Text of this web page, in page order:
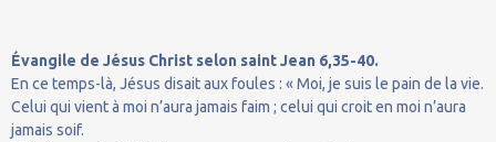
Évangile de Jésus Christ selon saint Jean 6,35-40.
En ce temps-là, Jésus disait aux foules : « Moi, je suis le pain de la vie.
Celui qui vient à moi n’aura jamais faim ; celui qui croit en moi n’aura
jamais soif.